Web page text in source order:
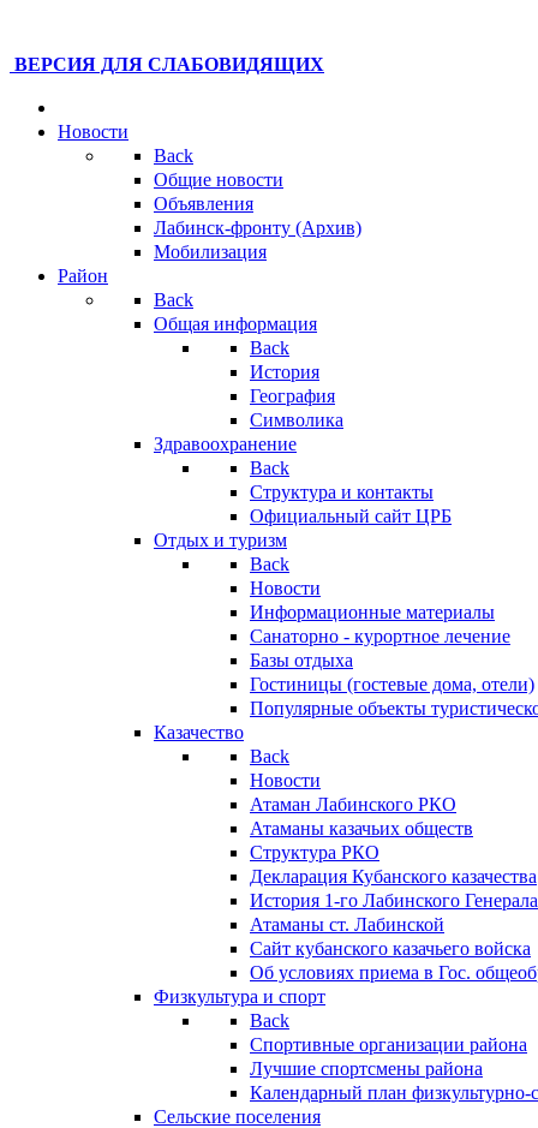
ВЕРСИЯ ДЛЯ СЛАБОВИДЯЩИХ
Новости
Back
Общие новости
Объявления
Лабинск-фронту (Архив)
Мобилизация
Район
Back
Общая информация
Back
История
География
Символика
Здравоохранение
Back
Структура и контакты
Официальный сайт ЦРБ
Отдых и туризм
Back
Новости
Информационные материалы
Санаторно - курортное лечение
Базы отдыха
Гостиницы (гостевые дома, отели)
Популярные объекты
Казачество
Back
Новости
Атаман Лабинского РКО
Атаманы казачьих обществ
Структура РКО
Декларация Кубанского казачества
История 1-го Лабинского
Атаманы ст. Лабинской
Cайт кубанского казачьего войска
Об условиях приема в Гос.
Физкультура и спорт
Back
Спортивные организации района
Лучшие спортсмены района
Календарный план
Сельские поселения